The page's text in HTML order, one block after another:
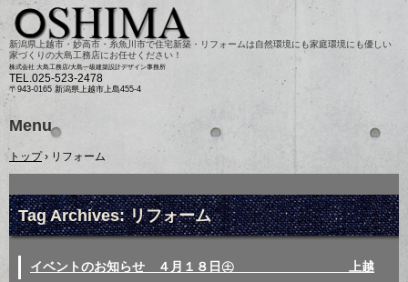
新潟県上越市・妙高市・糸魚川市で住宅新築・リフォームは自然環境にも家庭環境にも優しい
家づくりの大島工務店にお任せください！
株式会社 大島工務店/大島一級建築設計デザイン事務所
TEL.025-523-2478
〒943-0165 新潟県上越市上島455-4
Menu
Skip
to
content
トップ › リフォーム
Tag Archives:リフォーム
イベントのお知らせ ４月１８日㊏ 上越